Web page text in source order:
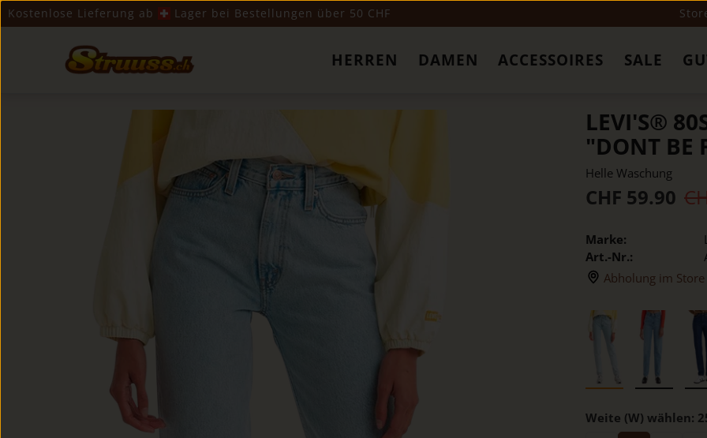
Kostenlose Lieferung ab ​ Lager bei Bestellungen über 50 CHF
HERREN DAMEN ACCESSOIRES SALE
LEVI'S®
"DONT BE
Helle Waschung
CHF 59.90
Marke:
Art.-Nr.:
Abholung im
Weite (W) wählen: